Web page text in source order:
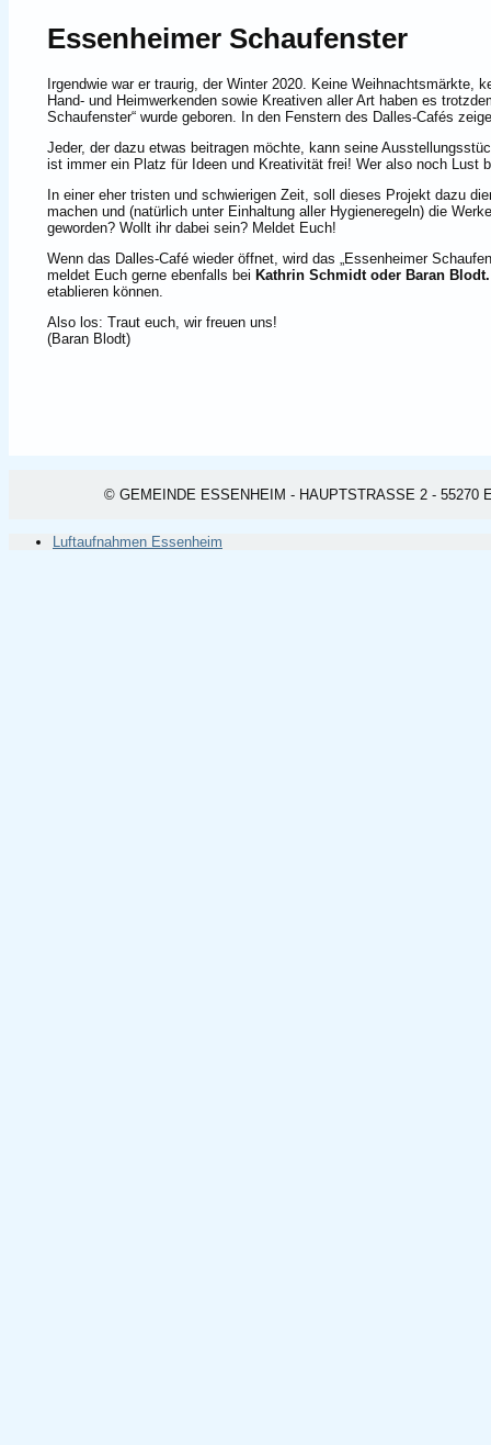
Essenheimer Schaufenster
Irgendwie war er traurig, der Winter 2020. Keine
Hand- und Heimwerkenden sowie Kreativen aller Art haben es
Schaufenster“ wurde geboren. In den Fenstern des Dalles-Cafés
Jeder, der dazu etwas beitragen möchte, kann seine
ist immer ein Platz für Ideen und Kreativität frei! Wer also noch Lust
In einer eher tristen und schwierigen Zeit, soll dieses Projekt dazu
machen und (natürlich unter Einhaltung aller Hygieneregeln) die
geworden? Wollt ihr dabei sein? Meldet Euch!
Wenn das Dalles-Café wieder öffnet, wird das „Essenheimer
meldet Euch gerne ebenfalls bei Kathrin Schmidt oder Baran Blodt.
etablieren können.
Also los: Traut euch, wir freuen uns!
(Baran Blodt)
© GEMEINDE ESSENHEIM - HAUPTSTRASSE 2 - 55270
Luftaufnahmen Essenheim